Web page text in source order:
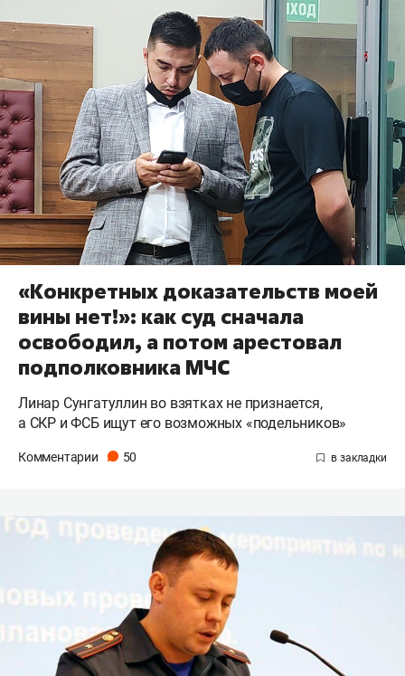
«Конкретных доказательств моей
вины нет!»: как суд сначала
освободил, а потом арестовал
подполковника МЧС
Линар Сунгатуллин во взятках не признается,
а СКР и ФСБ ищут его возможных «подельников»
Комментарии 50